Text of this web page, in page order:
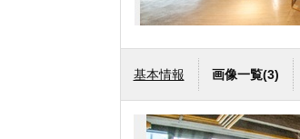
基本情報 画像一覧(3)